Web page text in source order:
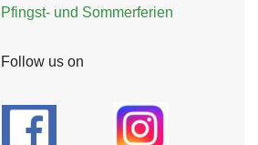
Pfingst- und Sommerferien
Follow us on